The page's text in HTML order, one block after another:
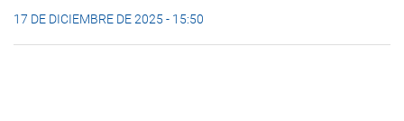
17 DE DICIEMBRE DE 2025 - 15:50